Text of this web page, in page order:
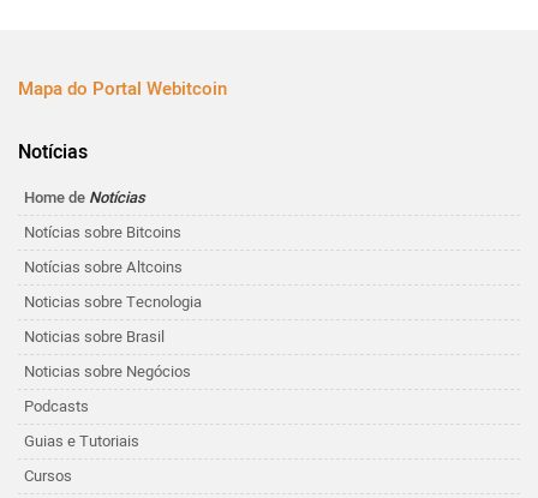
Mapa do Portal Webitcoin
Notícias
Home de Notícias
Notícias sobre Bitcoins
Notícias sobre Altcoins
Noticias sobre Tecnologia
Noticias sobre Brasil
Noticias sobre Negócios
Podcasts
Guias e Tutoriais
Cursos